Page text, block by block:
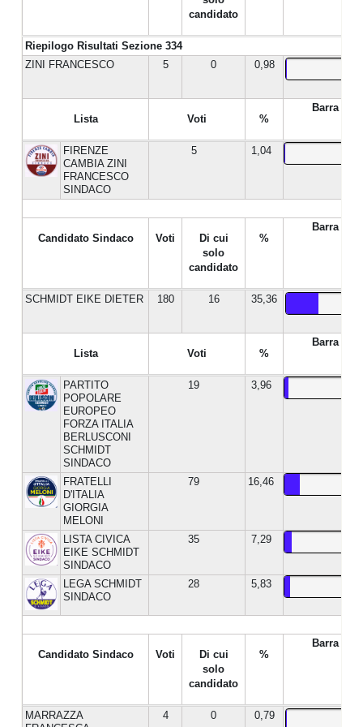
Riepilogo Risultati Sezione 334
candidato
ZINI FRANCESCO 5 0 0,98
Lista Voti %
Barra %
FIRENZE
CAMBIA ZINI
FRANCESCO
SINDACO
5 1,04
Candidato Sindaco Voti
Di cui
solo
candidato
%
Barra %
SCHMIDT EIKE DIETER 180 16 35,36
Lista Voti %
Barra %
PARTITO
POPOLARE
EUROPEO
FORZA ITALIA
BERLUSCONI
SCHMIDT
SINDACO
19 3,96
FRATELLI
D'ITALIA
GIORGIA
MELONI
79 16,46
LISTA CIVICA
EIKE SCHMIDT
SINDACO
35 7,29
LEGA SCHMIDT
SINDACO
28 5,83
Candidato Sindaco Voti
Di cui
solo
candidato
%
Barra %
MARRAZZA
4 0 0,79